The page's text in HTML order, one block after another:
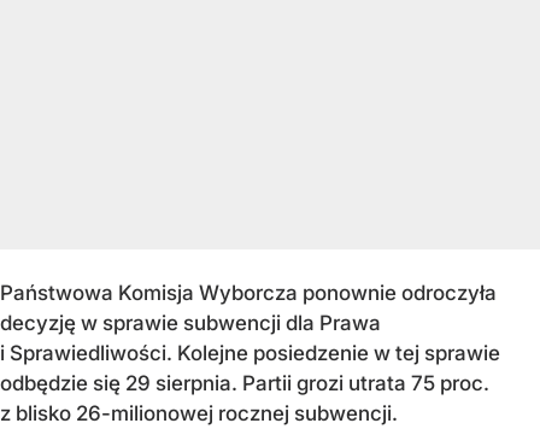
Państwowa Komisja Wyborcza ponownie odroczyła
decyzję w sprawie subwencji dla Prawa
i Sprawiedliwości. Kolejne posiedzenie w tej sprawie
odbędzie się 29 sierpnia. Partii grozi utrata 75 proc.
z blisko 26-milionowej rocznej subwencji.